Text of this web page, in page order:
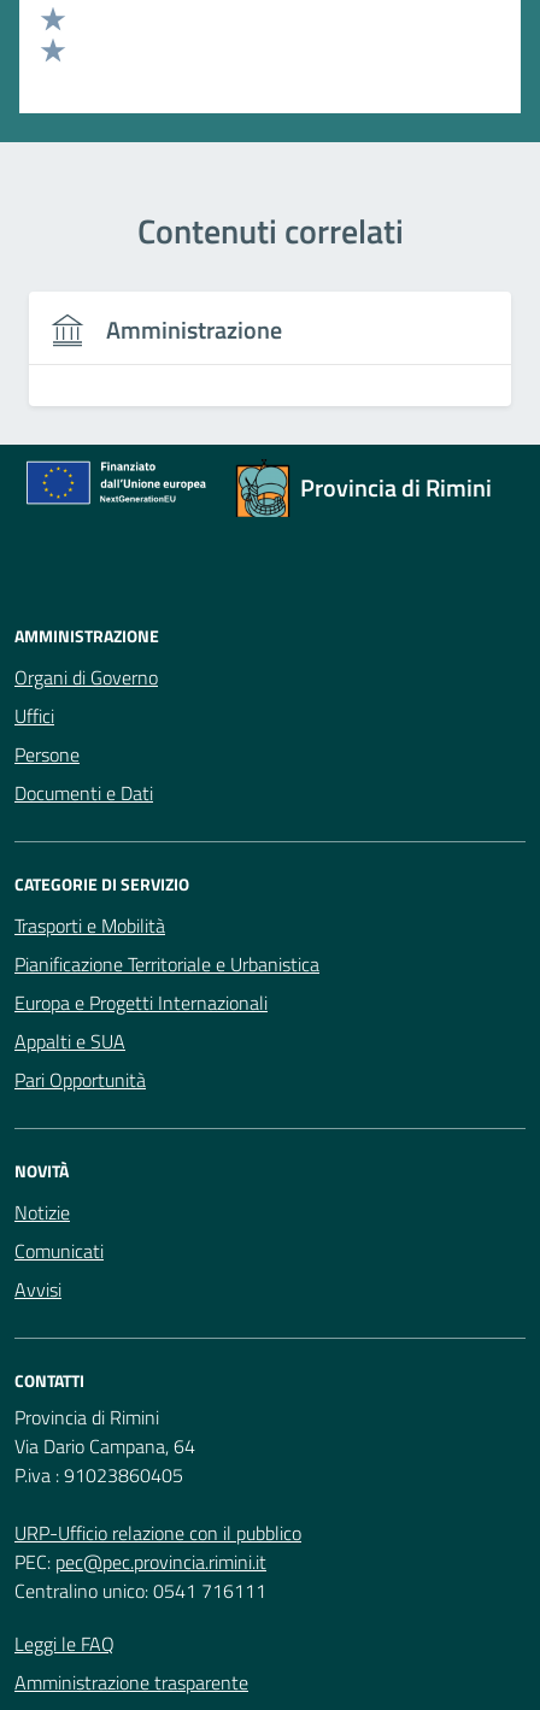
Valuta 3 stelle su 5
Valuta 2 stelle su 5
Contenuti correlati
Amministrazione
Provincia di Rimini
AMMINISTRAZIONE
Organi di Governo
Uffici
Persone
Documenti e Dati
CATEGORIE DI SERVIZIO
Trasporti e Mobilità
Pianificazione Territoriale e Urbanistica
Europa e Progetti Internazionali
Appalti e SUA
Pari Opportunità
NOVITÀ
Notizie
Comunicati
Avvisi
CONTATTI
Provincia di Rimini
Via Dario Campana, 64
P.iva : 91023860405
URP-Ufficio relazione con il pubblico
PEC: pec@pec.provincia.rimini.it
Centralino unico: 0541 716111
Leggi le FAQ
Amministrazione trasparente